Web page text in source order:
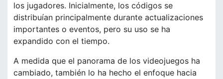
los jugadores. Inicialmente, los códigos se
distribuían principalmente durante actualizaciones
importantes o eventos, pero su uso se ha
expandido con el tiempo.
A medida que el panorama de los videojuegos ha
cambiado, también lo ha hecho el enfoque hacia